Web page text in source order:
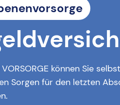
können Sie
Sorgen für den letzten